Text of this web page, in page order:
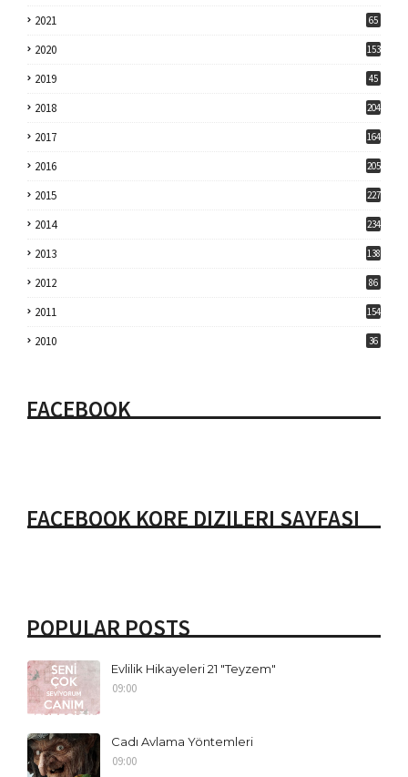
2021 65
2020 153
2019 45
2018 204
2017 164
2016 205
2015 227
2014 234
2013 138
2012 86
2011 154
2010 36
FACEBOOK
FACEBOOK KORE DIZILERI SAYFASI
POPULAR POSTS
Evlilik Hikayeleri 21 "Teyzem"
09:00
Cadı Avlama Yöntemleri
09:00